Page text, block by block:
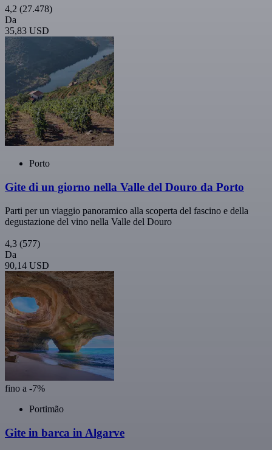
4,2 (27.478)
Da
35,83 USD
Porto
Gite di un giorno nella Valle del Douro da Porto
Parti per un viaggio panoramico alla scoperta del fascino e della
degustazione del vino nella Valle del Douro
4,3 (577)
Da
90,14 USD
fino a -7%
Portimão
Gite in barca in Algarve